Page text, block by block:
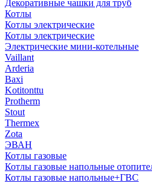
Декоративные чашки для труб
Котлы
Котлы электрические
Котлы электрические
Электрические мини-котельные
Vaillant
Arderia
Baxi
Kotitonttu
Protherm
Stout
Thermex
Zota
ЭВАН
Котлы газовые
Котлы газовые напольные
Котлы газовые напольные+ГВС